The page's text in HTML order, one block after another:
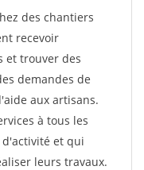
des chantiers
recevoir
et trouver des
demandes de
aux artisans.
à tous les
et qui
leurs travaux.